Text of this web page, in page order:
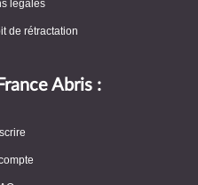
légales
de rétractation
Abris :